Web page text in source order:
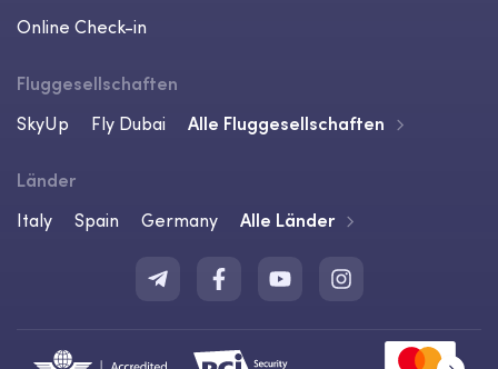
Online Check-in
Fluggesellschaften
SkyUp
Fly Dubai Alle Fluggesellschaften
Länder
Italy
Spain Germany Alle Länder